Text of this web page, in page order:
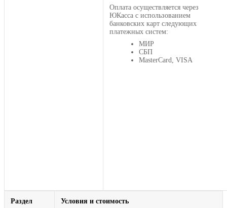
Оплата осуществляется через
ЮКасса с использованием
банковских карт следующих
платежных систем:
МИР
СБП
MasterCard, VISA
Раздел Условия и стоимость